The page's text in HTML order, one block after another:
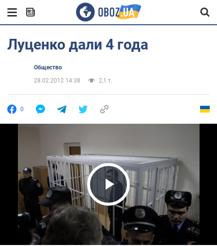
Луценко дали 4 года
Общество
28.02.2012 14:38
2,1 т.
0
Play Video